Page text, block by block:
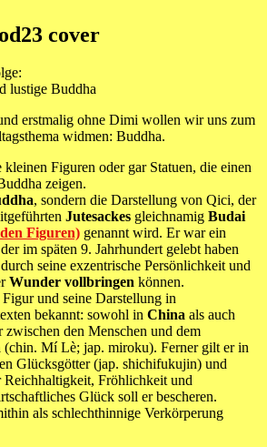
lustige Buddha
erstmalig ohne Dimi wollen wir uns zum
widmen: Buddha.
Figuren oder gar Statuen, die einen
zeigen.
, sondern die Darstellung von Qici, der
Jutesackes gleichnamig Budai
Figuren) genannt wird. Er war ein
im späten 9. Jahrhundert gelebt haben
seine exzentrische Persönlichkeit und
Wunder vollbringen können.
und seine Darstellung in
bekannt: sowohl in China als auch
den Menschen und dem
(chin. Mí Lè; jap. miroku). Ferner gilt er in
Glücksgötter (jap. shichifukujin) und
Reichhaltigkeit, Fröhlichkeit und
Glück soll er bescheren.
als schlechthinnige Verkörperung